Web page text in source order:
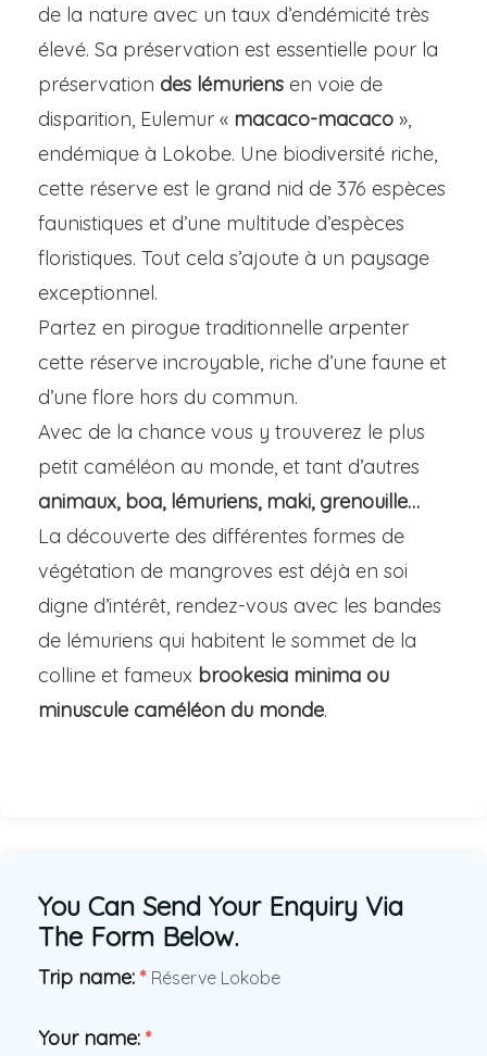
de la nature avec un taux d’endémicité très
élevé. Sa préservation est essentielle pour la
préservation des lémuriens en voie de
disparition, Eulemur « macaco-macaco »,
endémique à Lokobe. Une biodiversité riche,
cette réserve est le grand nid de 376 espèces
faunistiques et d’une multitude d’espèces
floristiques. Tout cela s’ajoute à un paysage
exceptionnel.
Partez en pirogue traditionnelle arpenter
cette réserve incroyable, riche d’une faune et
d’une flore hors du commun.
Avec de la chance vous y trouverez le plus
petit caméléon au monde, et tant d’autres
animaux, boa, lémuriens, maki, grenouille…
La découverte des différentes formes de
végétation de mangroves est déjà en soi
digne d’intérêt, rendez-vous avec les bandes
de lémuriens qui habitent le sommet de la
colline et fameux brookesia minima ou
minuscule caméléon du monde.
You Can Send Your Enquiry Via
The Form Below.
Trip name: * Réserve Lokobe
Your name: *